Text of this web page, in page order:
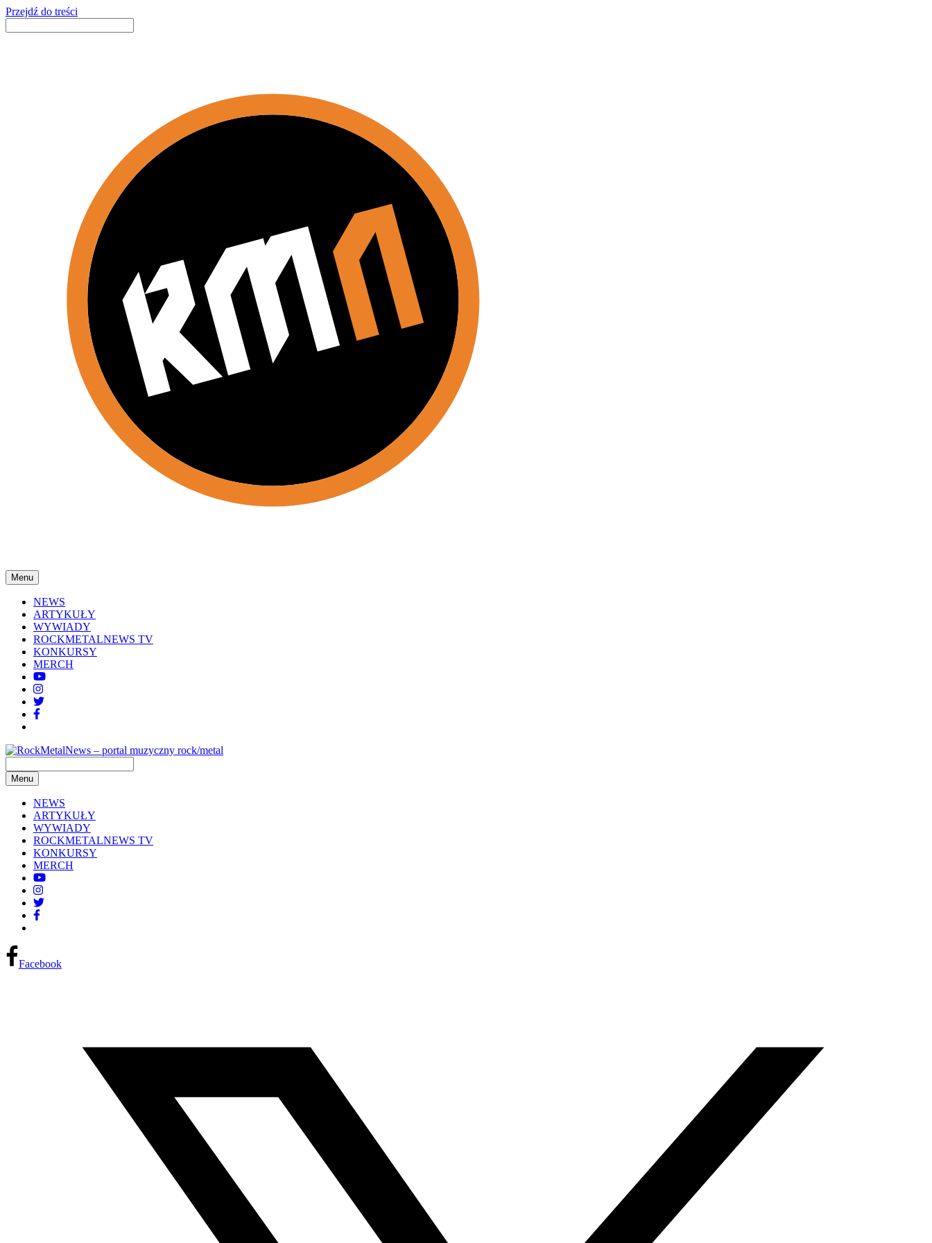
Przejdź do treści
Menu
NEWS
ARTYKUŁY
WYWIADY
ROCKMETALNEWS TV
KONKURSY
MERCH
Menu
NEWS
ARTYKUŁY
WYWIADY
ROCKMETALNEWS TV
KONKURSY
MERCH
Facebook